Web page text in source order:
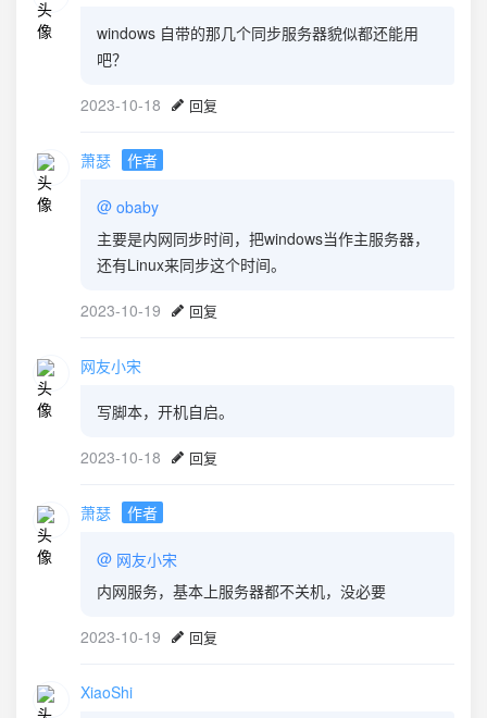
windows 自带的那几个同步服务器貌似都还能用
吧？
2023-10-18 回复
萧瑟 作者
@ obaby
主要是内网同步时间，把windows当作主服务器，
还有Linux来同步这个时间。
2023-10-19 回复
网友小宋
写脚本，开机自启。
2023-10-18 回复
萧瑟 作者
@ 网友小宋
内网服务，基本上服务器都不关机，没必要
2023-10-19 回复
XiaoShi